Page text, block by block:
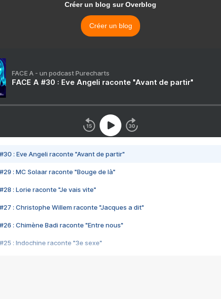
Créer un blog sur Overblog
Créer un blog
FACE A - un podcast Purecharts
FACE A #30 : Eve Angeli raconte "Avant de partir"
#30 : Eve Angeli raconte "Avant de partir"
#29 : MC Solaar raconte "Bouge de là"
#28 : Lorie raconte "Je vais vite"
#27 : Christophe Willem raconte "Jacques a dit"
#26 : Chimène Badi raconte "Entre nous"
#25 : Indochine raconte "3e sexe"